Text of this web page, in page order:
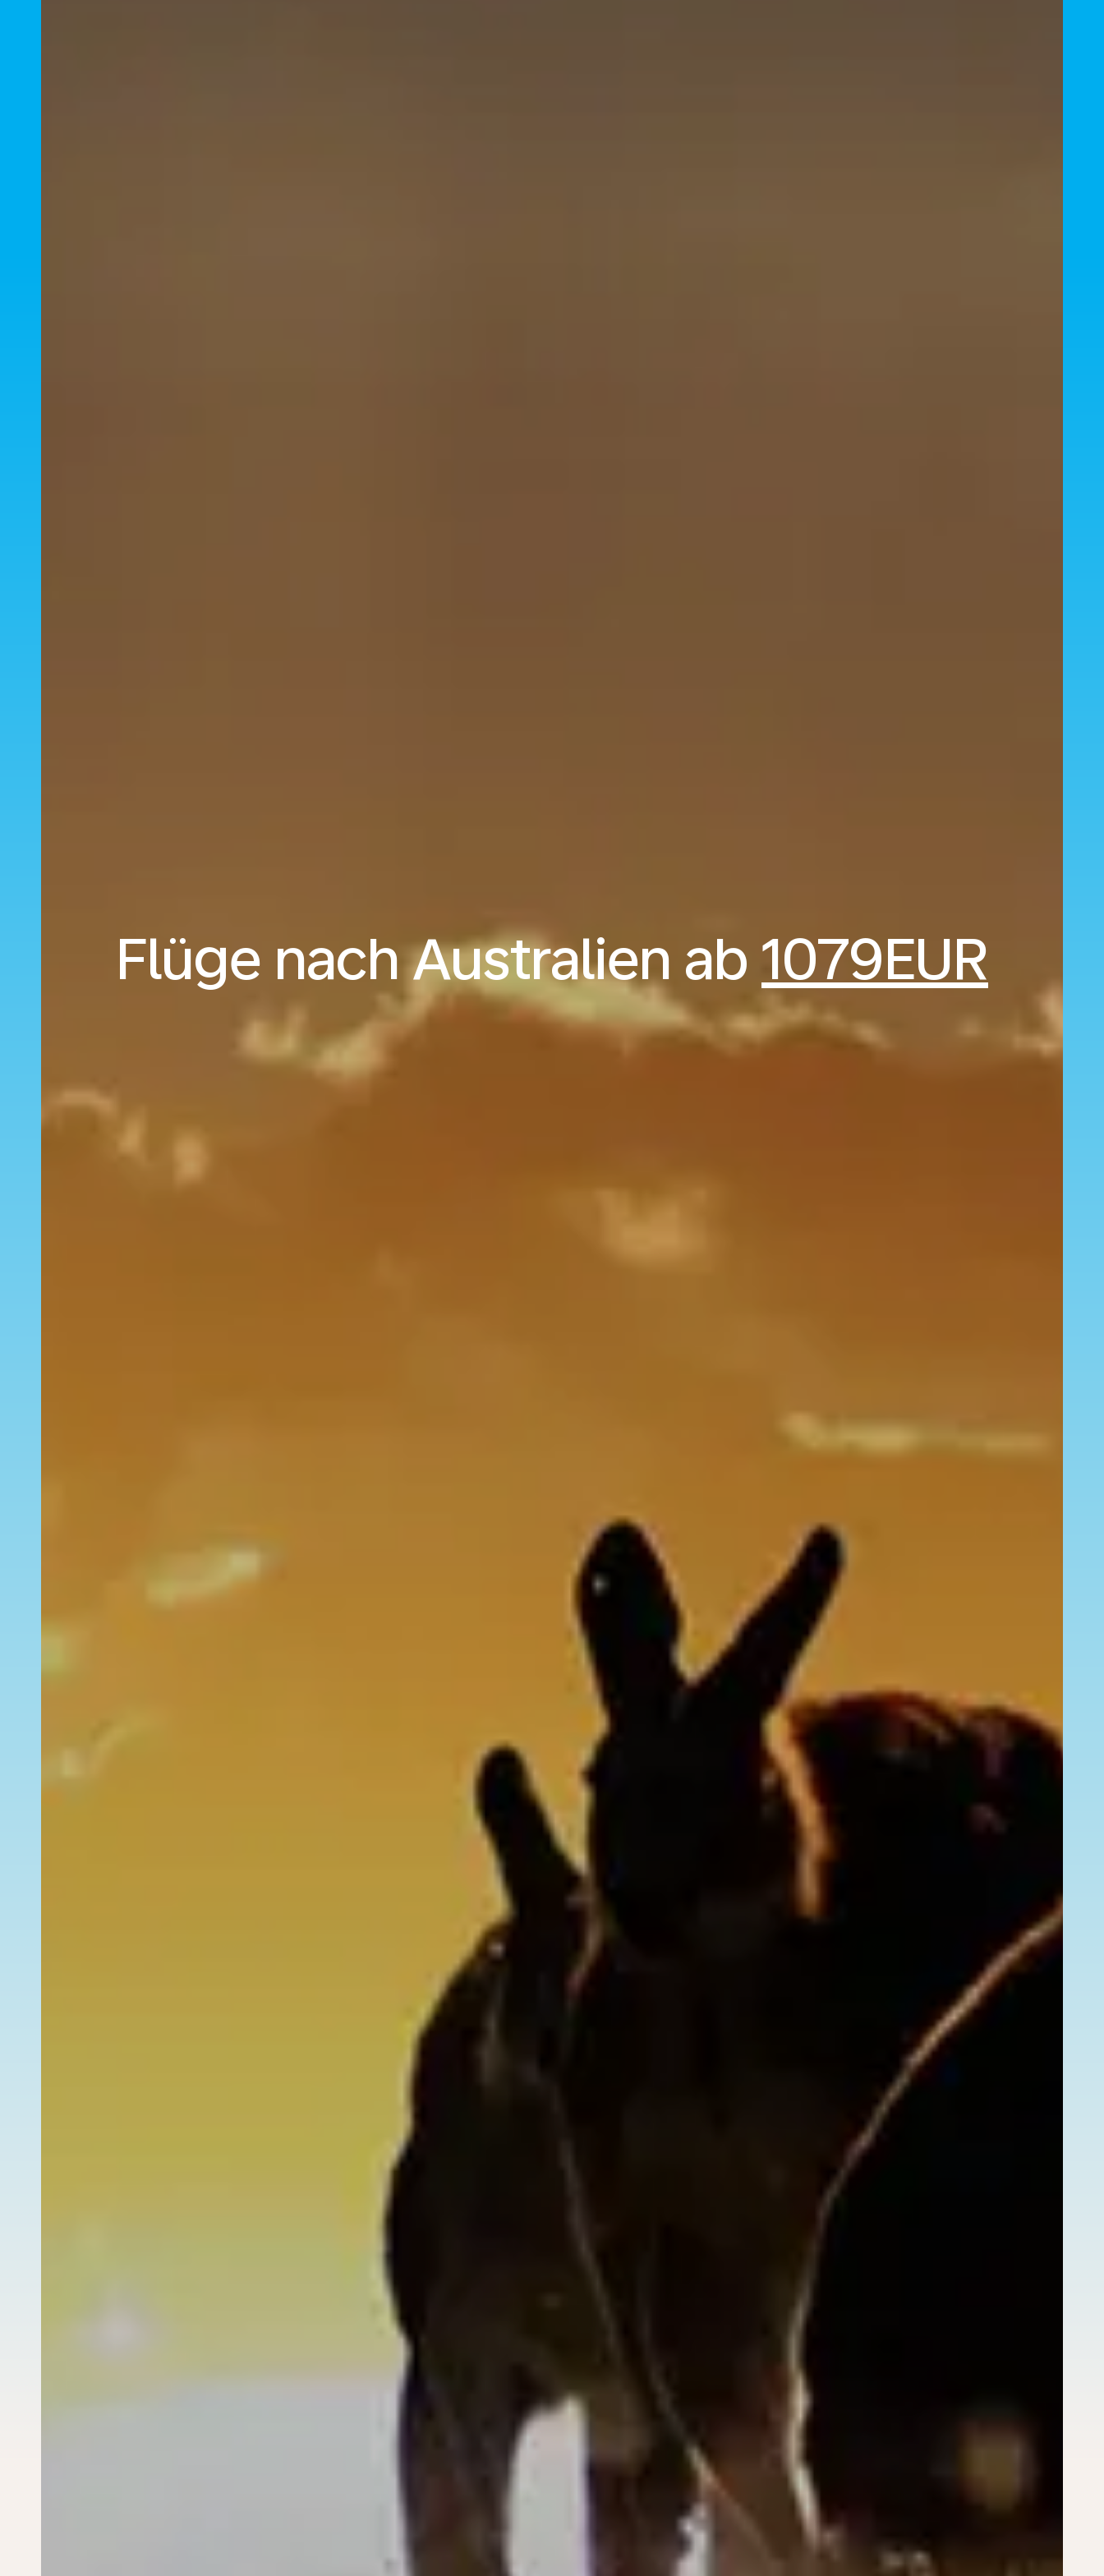
Flüge nach Australien ab 1079EUR